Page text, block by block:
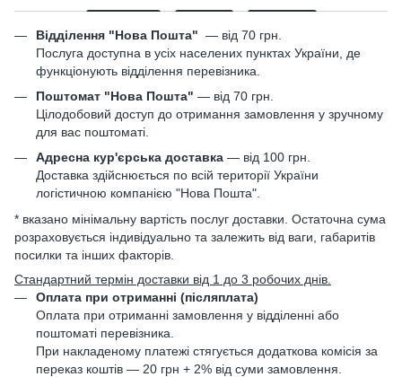
Відділення "Нова Пошта" — від 70 грн.
Послуга доступна в усіх населених пунктах України, де
функціонують відділення перевізника.
Поштомат "Нова Пошта" — від 70 грн.
Цілодобовий доступ до отримання замовлення у зручному
для вас поштоматі.
Адресна кур'єрська доставка — від 100 грн.
Доставка здійснюється по всій території України
логістичною компанією "Нова Пошта".
* вказано мінімальну вартість послуг доставки. Остаточна сума
розраховується індивідуально та залежить від ваги, габаритів
посилки та інших факторів.
Стандартний термін доставки від 1 до 3 робочих днів.
Оплата при отриманні (післяплата)
Оплата при отриманні замовлення у відділенні або
поштоматі перевізника.
При накладеному платежі стягується додаткова комісія за
переказ коштів — 20 грн + 2% від суми замовлення.